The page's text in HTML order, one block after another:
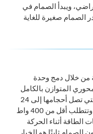
ويبدأ الصمام في
الصمام صغيرة للغاية
من خلال دمج وحدة
المتوازن بالكامل
بالضغط. هذا ويمكن أن تعمل الصمامات التي تصل أحجامها إلى 24
بوصة بواسطة تيار مستمر قوته 48 فولت وتتطلب أقل من 400 واط
الطاقة أثناء الحركة
الصمام ثابتًا هو الخيار